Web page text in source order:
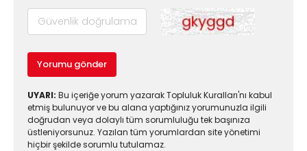
Yorumu gönder
UYARI: Bu içeriğe yorum yazarak Topluluk Kuralları'nı kabul
etmiş bulunuyor ve bu alana yaptığınız yorumunuzla ilgili
doğrudan veya dolaylı tüm sorumluluğu tek başınıza
üstleniyorsunuz. Yazılan tüm yorumlardan site yönetimi
hiçbir şekilde sorumlu tutulamaz.